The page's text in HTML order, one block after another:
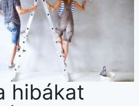
hibákat